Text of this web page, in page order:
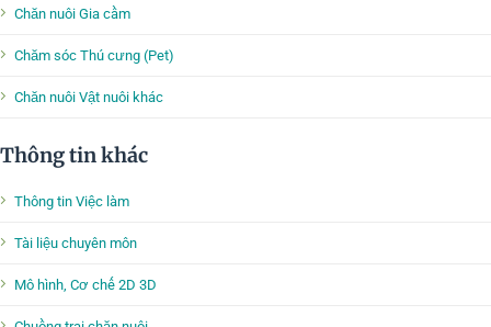
Chăn nuôi Gia cầm
Chăm sóc Thú cưng (Pet)
Chăn nuôi Vật nuôi khác
Thông tin khác
Thông tin Việc làm
Tài liệu chuyên môn
Mô hình, Cơ chế 2D 3D